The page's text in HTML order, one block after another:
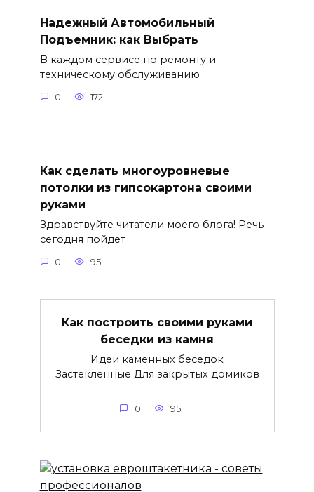
Надежный Автомобильный
Подъемник: как Выбрать
В каждом сервисе по ремонту и
техническому обслуживанию
0 172
Как сделать многоуровневые
потолки из гипсокартона своими
руками
Здравствуйте читатели моего блога! Речь
сегодня пойдет
0 95
Как построить своими руками
беседки из камня
Идеи каменных беседок
Застекленные Для закрытых домиков
0 95